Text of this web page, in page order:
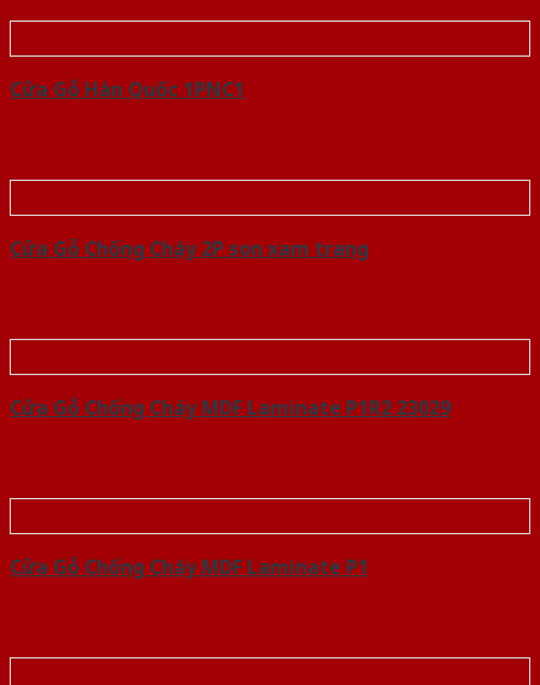
Cửa Gỗ Hàn Quốc 1PNC1
Cửa Gỗ Chống Cháy 2P son xam trang
Cửa Gỗ Chống Cháy MDF Laminate P1R2 23029
Cửa Gỗ Chống Cháy MDF Laminate P1